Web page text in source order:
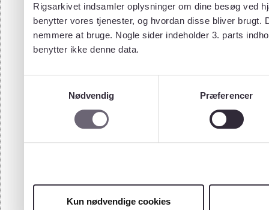
Rigsarkivet indsamler oplysninger om dine besøg ved
benytter vores tjenester, og hvordan disse bliver
nemmere at bruge. Nogle sider indeholder 3. parts
benytter ikke denne data.
Nødvendig
Præferencer
Kun nødvendige cookies